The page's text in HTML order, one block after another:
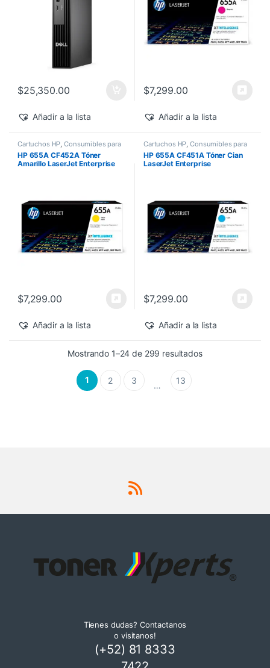
$25,350.00
Añadir a la lista
$7,299.00
Añadir a la lista
Cartuchos HP,Consumibles para
Impresoras,Nuevos Productos
Sobre Pedido,Toner Original
HP 655A CF452A Tóner
Amarillo LaserJet Enterprise
$7,299.00
Añadir a la lista
Cartuchos HP,Consumibles para
Impresoras,Nuevos Productos
Sobre Pedido,Toner Original
HP 655A CF451A Tóner Cian
LaserJet Enterprise
$7,299.00
Añadir a la lista
Mostrando 1–24 de 299 resultadosSorted by latest
1 2 3 … 13
Tienes dudas? Contactanos
o visitanos!
(+52) 81 8333